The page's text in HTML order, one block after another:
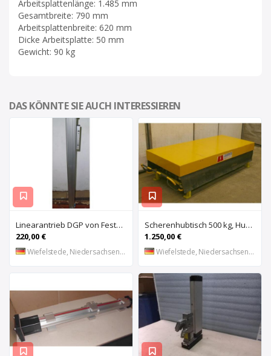
Arbeitsplattenlänge: 1.485 mm
Gesamtbreite: 790 mm
Arbeitsplattenbreite: 620 mm
Dicke Arbeitsplatte: 50 mm
Gewicht: 90 kg
DAS KÖNNTE SIE AUCH INTERESSIEREN
Linearantrieb DGP von Festo – DGP-40-730 PPV-A-B
220,00 €
Wiefelstede, Niedersachsen, DE
Scherenhubtisch 500 kg, Hub 150 mm von Laweco – 2200×1000 mm
1.250,00 €
Wiefelstede, Niedersachsen, DE